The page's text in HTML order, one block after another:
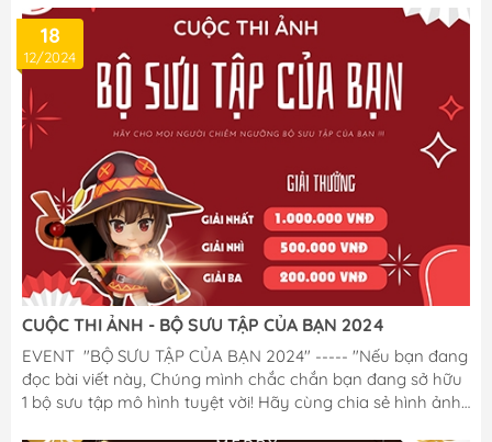
18
12/2024
CUỘC THI ẢNH - BỘ SƯU TẬP CỦA BẠN 2024
EVENT "BỘ SƯU TẬP CỦA BẠN 2024" ----- "Nếu bạn đang
đọc bài viết này, Chúng mình chắc chắn bạn đang sở hữu
1 bộ sưu tập mô hình tuyệt vời! Hãy cùng chia sẻ hình ảnh